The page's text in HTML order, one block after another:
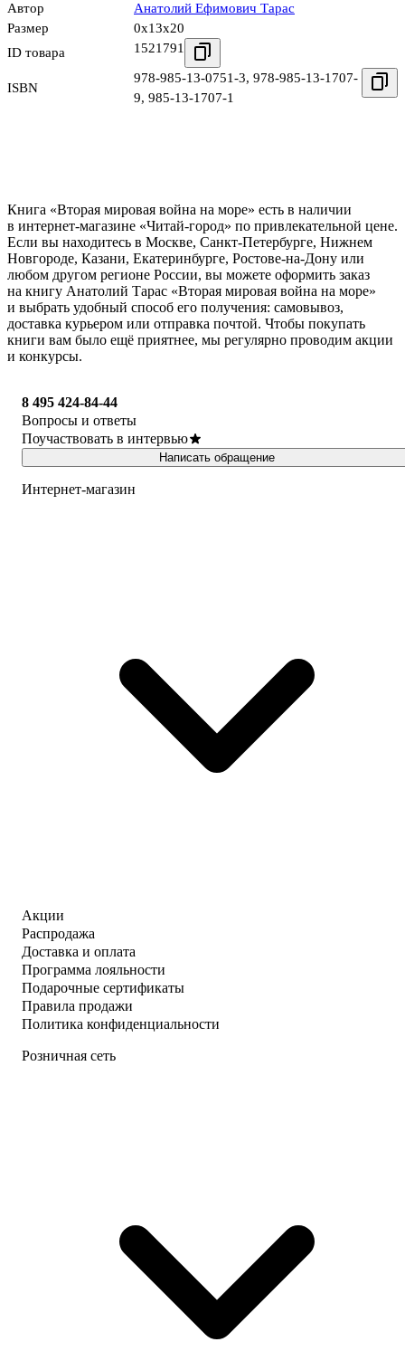
Автор
Анатолий Ефимович Тарас
Размер
0x13x20
ID товара
1521791
ISBN
978-985-13-0751-3, 978-985-13-1707-
9, 985-13-1707-1
Книга «Вторая мировая война на море» есть в наличии
в интернет-магазине «Читай-город» по привлекательной цене.
Если вы находитесь в Москве, Санкт-Петербурге, Нижнем
Новгороде, Казани, Екатеринбурге, Ростове-на-Дону или
любом другом регионе России, вы можете оформить заказ
на книгу Анатолий Тарас «Вторая мировая война на море»
и выбрать удобный способ его получения: самовывоз,
доставка курьером или отправка почтой. Чтобы покупать
книги вам было ещё приятнее, мы регулярно проводим акции
и конкурсы.
8 495 424-84-44
Вопросы и ответы
Поучаствовать в интервью
Написать обращение
Интернет-магазин
Акции
Распродажа
Доставка и оплата
Программа лояльности
Подарочные сертификаты
Правила продажи
Политика конфиденциальности
Розничная сеть